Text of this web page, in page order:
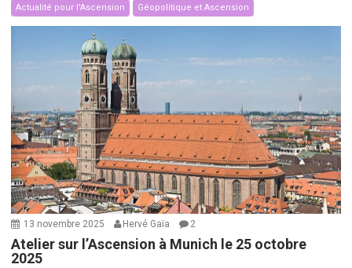
Actualité pour l'Ascension Géopolitique et Ascension
13 novembre 2025 Hervé Gaïa 2
Atelier sur l’Ascension à Munich le 25 octobre
2025